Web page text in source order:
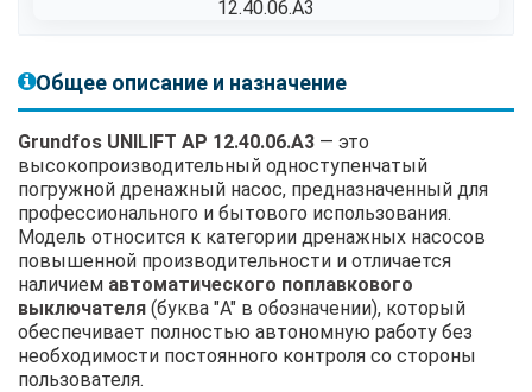
Общее описание и назначение
Grundfos UNILIFT AP 12.40.06.A3 — это
высокопроизводительный одноступенчатый
погружной дренажный насос, предназначенный для
профессионального и бытового использования.
Модель относится к категории дренажных насосов
повышенной производительности и отличается
наличием автоматического поплавкового
выключателя (буква "A" в обозначении), который
обеспечивает полностью автономную работу без
необходимости постоянного контроля со стороны
пользователя.